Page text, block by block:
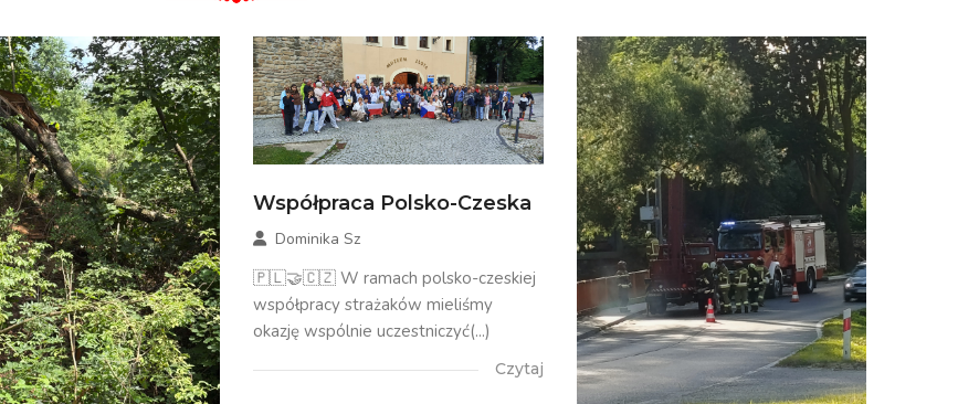
Współpraca Polsko-Czeska
Dominika Sz
🇵🇱🤝🇨🇿 W ramach polsko-czeskiej
współpracy strażaków mieliśmy
okazję wspólnie uczestniczyć(...)
Czytaj